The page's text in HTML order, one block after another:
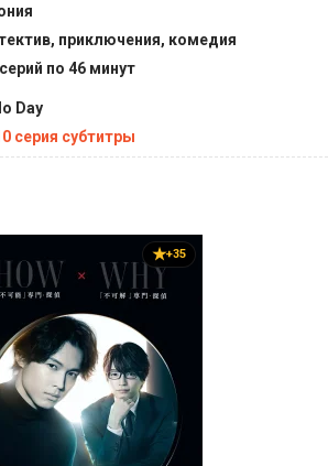
приключения, комедия
по 46 минут
Day
серия субтитры
+35